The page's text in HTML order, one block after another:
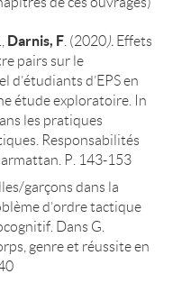
Darnis, F. (2020). Effets
pairs sur le
d’EPS en
étude exploratoire. In
les pratiques
Responsabilités
P. 143-153
garçons dans la
d’ordre tactique
Dans G.
genre et réussite en